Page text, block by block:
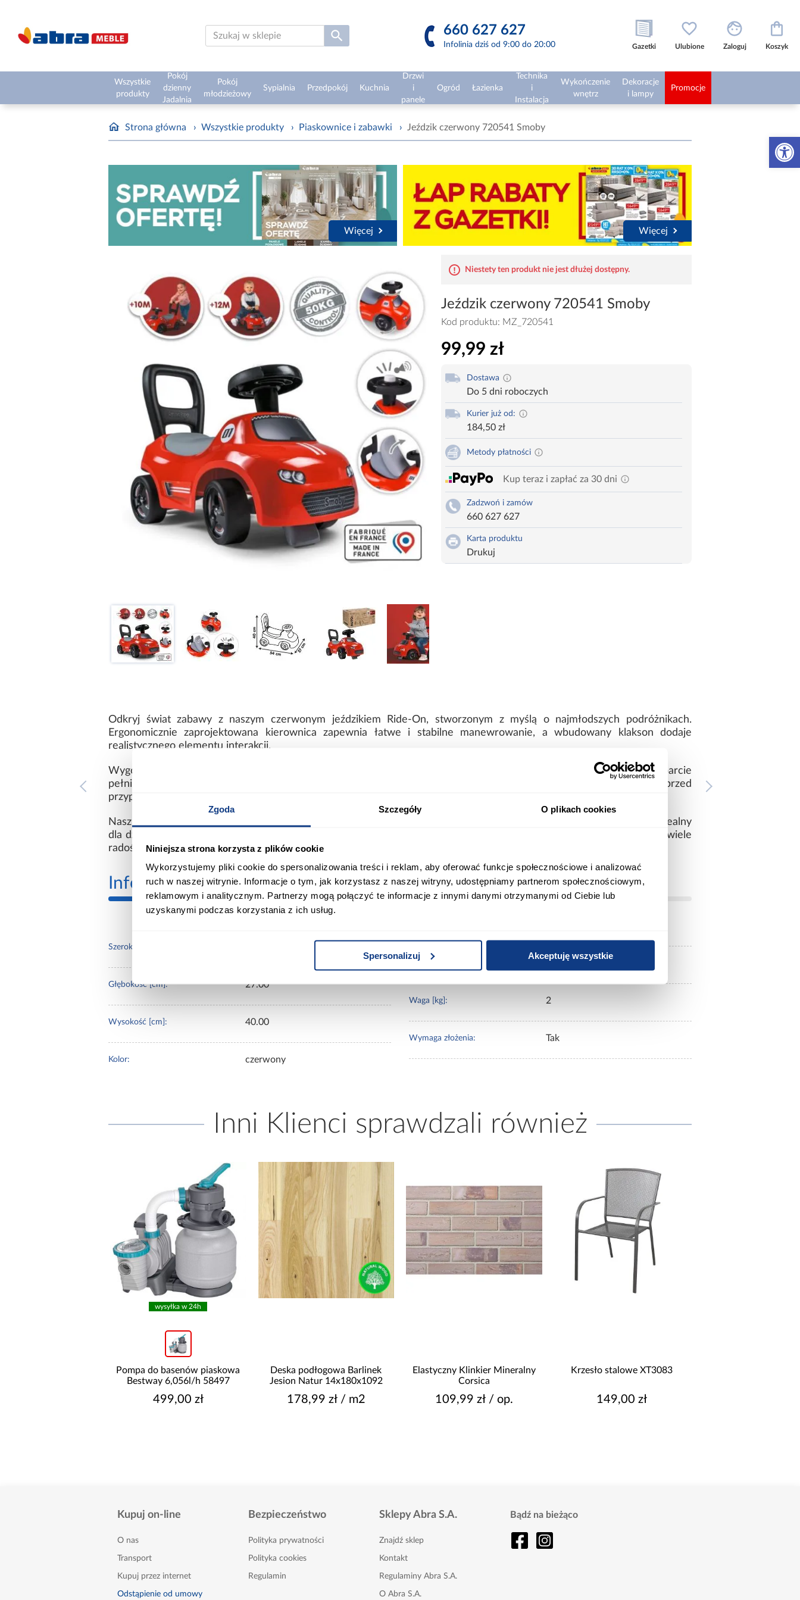
Zgoda Szczegóły O plikach cookies
Niniejsza strona korzysta z plików cookie
Wykorzystujemy pliki cookie do spersonalizowania treści i reklam, aby oferować funkcje społecznościowe i analizować
ruch w naszej witrynie. Informacje o tym, jak korzystasz z naszej witryny, udostępniamy partnerom społecznościowym,
reklamowym i analitycznym. Partnerzy mogą połączyć te informacje z innymi danymi otrzymanymi od Ciebie lub
uzyskanymi podczas korzystania z ich usług.
Spersonalizuj Akceptuję wszystkie
Otwórz
660 627 627
Infolinia dziś od 9:00 do 20:00 Gazetki Ulubione Zaloguj Koszyk
Wszystkie
produkty
Pokój
dzienny
Jadalnia
Pokój
młodzieżowy
Sypialnia Przedpokój Kuchnia
Drzwi
i
panele
Ogród Łazienka
Technika
i
Instalacja
Wykończenie
wnętrz
Dekoracje
i lampy
Promocje
Strona główna › Wszystkie produkty › Piaskownice i zabawki › Jeździk czerwony 720541 Smoby
Więcej Więcej
Niestety ten produkt nie jest dłużej dostępny.
Jeździk czerwony 720541 Smoby
Kod produktu: MZ_720541
99,99 zł
Dostawa
Do 5 dni roboczych
Kurier już od:
184,50 zł
Metody płatności
Kup teraz i zapłać za 30 dni
Zadzwoń i zamów
660 627 627
Karta produktu
Drukuj
Odkryj świat zabawy z naszym czerwonym jeździkiem Ride-On, stworzonym z myślą o najmłodszych podróżnikach.
Ergonomicznie zaprojektowana kierownica zapewnia łatwe i stabilne manewrowanie, a wbudowany klakson dodaje
realistycznego elementu interakcji.
Wygodne siedzenie zintegrowane z praktycznym schowkiem oferuje miejsce na ulubione zabawki, podczas gdy oparcie
pełniące funkcję rączki zapewnia stabilność i bezpieczeństwo podczas jazdy. Dodatkowe wypustki chronią przed
przypadkowymi wywróceniami, zapewniając spokój podczas intensywnej zabawy.
Nasz jeździk wykonany jest z najwyższej jakości materiałów, gwarantujących trwałość i odporność na uszkodzenia. Idealny
dla dzieci powyżej 10 miesiąca życia, o wymiarach 54 x 27 x 40 cm. To doskonały prezent, który nie tylko dostarczy wiele
radości, ale również zapewni bezpieczną i komfortową zabawę przez wiele godzin.
Informacje Informacje o produkcie
Szerokość [cm]:
Głębokość [cm]: 27.00
Wysokość [cm]: 40.00
Kolor: czerwony
Materiał wykonania: plastik
Waga [kg]: 2
Wymaga złożenia: Tak
Inni Klienci sprawdzali również
wysyłka w 24h
Pompa do basenów piaskowa
Bestway 6,056l/h 58497
499,00 zł
Deska podłogowa Barlinek
Jesion Natur 14x180x1092
178,99 zł / m2
Elastyczny Klinkier Mineralny
Corsica
109,99 zł / op.
Krzesło stalowe XT3083
149,00 zł
Kupuj on-line
O nas
Transport
Kupuj przez internet
Odstąpienie od umowy
Bezpieczeństwo
Polityka prywatności
Polityka cookies
Regulamin
Sklepy Abra S.A.
Znajdź sklep
Kontakt
Regulaminy Abra S.A.
O Abra S.A.
Bądź na bieżąco